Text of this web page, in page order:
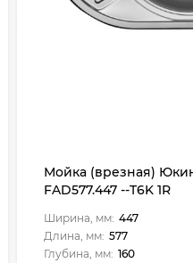
Мойка (врезная)
FAD577.447 --T6K 1R
Ширина, мм: 447
Длина, мм: 577
Глубина, мм: 160